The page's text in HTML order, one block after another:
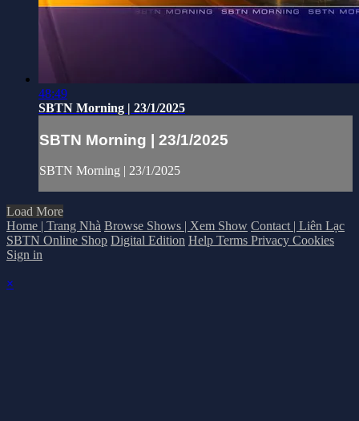
48:49
SBTN Morning | 23/1/2025
SBTN Morning | 23/1/2025
SBTN Morning | 23/1/2025
Load More
Home | Trang Nhà Browse Shows | Xem Show Contact | Liên Lạc
SBTN Online Shop Digital Edition Help Terms Privacy Cookies
Sign in
×